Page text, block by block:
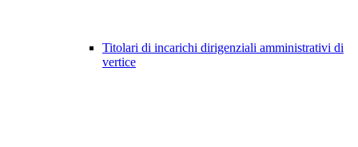
Titolari di incarichi dirigenziali amministrativi di
vertice